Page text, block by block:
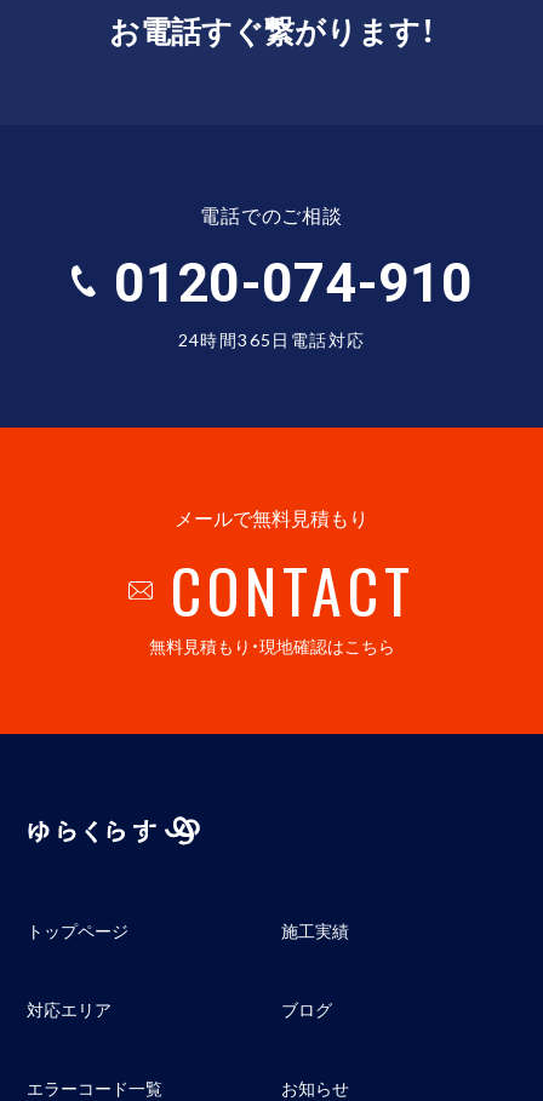
お電話すぐ繋がります！
電話でのご相談
0120-074-910
24時間365日電話対応
メールで無料見積もり
CONTACT
無料見積もり・現地確認はこちら
トップページ
対応エリア
エラーコード一覧
施工実績
ブログ
お知らせ